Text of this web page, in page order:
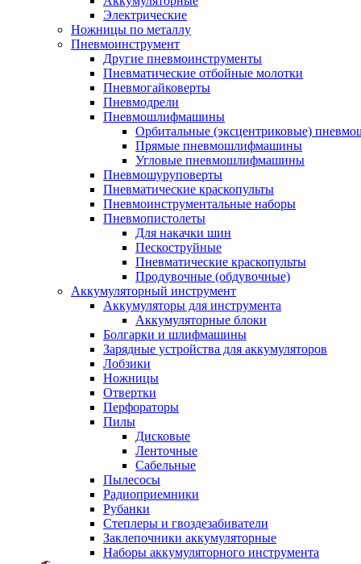
Электрические
Ножницы по металлу
Пневмоинструмент
Другие пневмоинструменты
Пневматические отбойные молотки
Пневмогайковерты
Пневмодрели
Пневмошлифмашины
Орбитальные (эксцентриковые)
Прямые пневмошлифмашины
Угловые пневмошлифмашины
Пневмошуруповерты
Пневматические краскопульты
Пневмоинструментальные наборы
Пневмопистолеты
Для накачки шин
Пескоструйные
Пневматические краскопульты
Продувочные (обдувочные)
Аккумуляторный инструмент
Аккумуляторы для инструмента
Аккумуляторные блоки
Болгарки и шлифмашины
Зарядные устройства для аккумуляторов
Лобзики
Ножницы
Отвертки
Перфораторы
Пилы
Дисковые
Ленточные
Сабельные
Пылесосы
Радиоприемники
Рубанки
Степлеры и гвоздезабиватели
Заклепочники аккумуляторные
Наборы аккумуляторного инструмента